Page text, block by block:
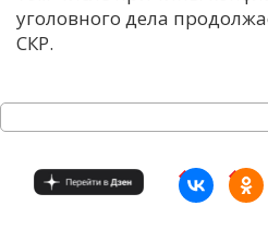
уголовного дела
СКР.